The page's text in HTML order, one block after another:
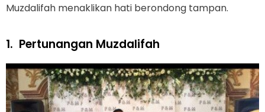
Muzdalifah menaklikan hati berondong tampan.
1. Pertunangan Muzdalifah